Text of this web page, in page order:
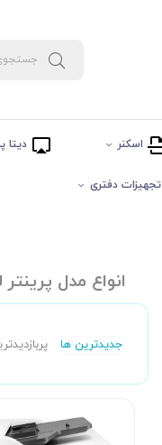
اسکنر دیتا
تجهیزات دفتری
انواع مدل پرینتر
جدیدترین ها